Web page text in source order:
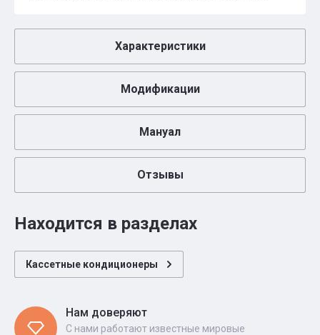
Характеристики
Модификации
Мануал
Отзывы
Находится в разделах
Кассетные кондиционеры
Нам доверяют
С нами работают известные мировые